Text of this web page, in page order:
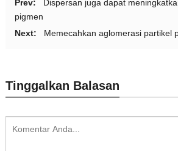
Prev:
Dispersan juga dapat
pigmen
Next:
Memecahkan aglomerasi partikel
Tinggalkan Balasan